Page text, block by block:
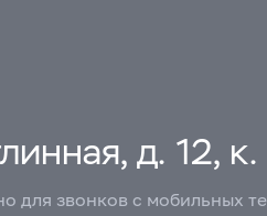
д. 12,
для звонков с мобильных